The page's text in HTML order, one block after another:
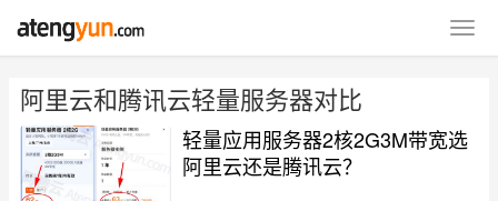
阿里云和腾讯云轻量服务器对比
轻量应用服务器2核2G3M带宽选
阿里云还是腾讯云？